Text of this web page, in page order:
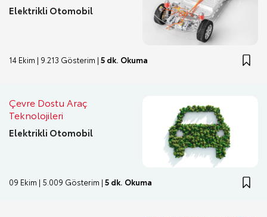
Elektrikli Otomobil
14 Ekim | 9.213 Gösterim | 5 dk. Okuma
Çevre Dostu Araç
Teknolojileri
Elektrikli Otomobil
09 Ekim | 5.009 Gösterim | 5 dk. Okuma